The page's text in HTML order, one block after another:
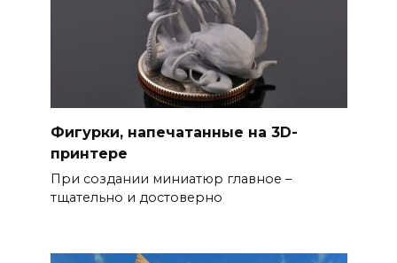
Фигурки, напечатанные на 3D-
принтере
При создании миниатюр главное –
тщательно и достоверно